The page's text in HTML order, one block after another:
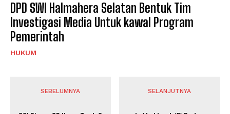
DPD SWI Halmahera Selatan Bentuk Tim
Investigasi Media Untuk kawal Program
Pemerintah
HUKUM
SEBELUMNYA SELANJUTNYA